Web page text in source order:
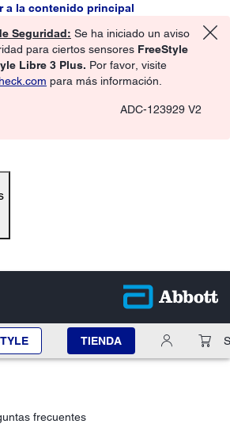
a la contenido principal
Seguridad: Se ha iniciado un aviso
para ciertos sensores FreeStyle
Libre 3 Plus. Por favor, visite
para más información.
ADC-123929 V2
TIENDA
frecuentes